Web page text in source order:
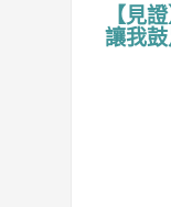
【見
讓我鼓